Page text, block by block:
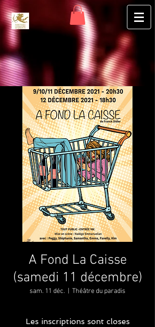
A Fond La Caisse
(samedi 11 décembre)
sam. 11 déc. Théâtre du paradis
Les inscriptions sont closes